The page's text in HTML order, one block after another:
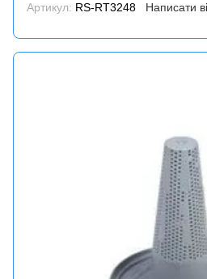
Артикул: RS-RT3248 Написати